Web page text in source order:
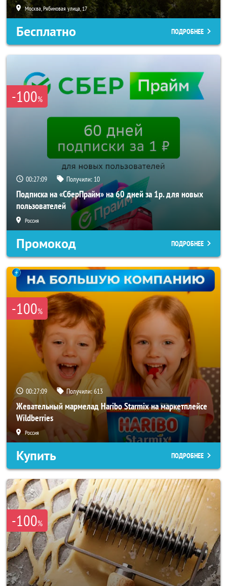
Москва, Рябиновая улица, 17
Бесплатно ПОДРОБНЕЕ
-100%
00:27:06 Получили: 10
Подписка на «СберПрайм» на 60 дней за 1р. для новых
пользователей
Россия
Промокод ПОДРОБНЕЕ
-100%
00:27:06 Получили:613
Жевательный мармелад Haribo Starmix на маркетплейсе
Wildberries
Россия
Купить ПОДРОБНЕЕ
-100%